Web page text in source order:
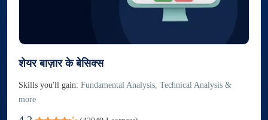
शेयर बाज़ार के बेसिक्स
Skills you'll gain: Fundamental Analysis, Technical Analysis &
more